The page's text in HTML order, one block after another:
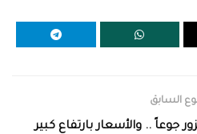
السابق
جوعاً .. والأسعار بارتفاع كبير